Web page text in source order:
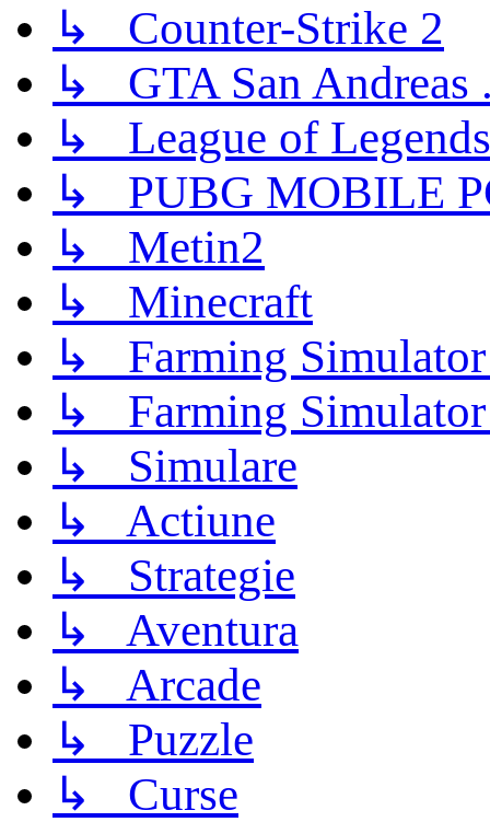
↳ Counter-Strike 2
↳ GTA San Andreas
↳ League of Legends
↳ PUBG MOBILE
↳ Metin2
↳ Minecraft
↳ Farming
↳ Farming
↳ Simulare
↳ Actiune
↳ Strategie
↳ Aventura
↳ Arcade
↳ Puzzle
↳ Curse